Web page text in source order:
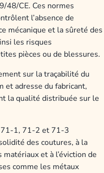
48/CE. Ces normes
l’absence de
mécanique et la sûreté des
les risques
pièces ou de blessures.
sur la traçabilité du
et adresse du fabricant,
la qualité distribuée sur le
71-1, 71-2 et 71-3
des coutures, à la
et à l’éviction de
comme les métaux